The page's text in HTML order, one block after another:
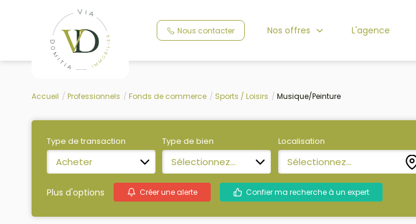
Nous contacter Nos offres L'agence
Accueil Professionnels Fonds de commerce Sports / Loisirs Musique/Peinture
Type de transaction
Acheter
Type de bien
Sélectionnez...
Localisation
Sélectionnez...
Plus d'options Créer une alerte Confier ma recherche à un expert